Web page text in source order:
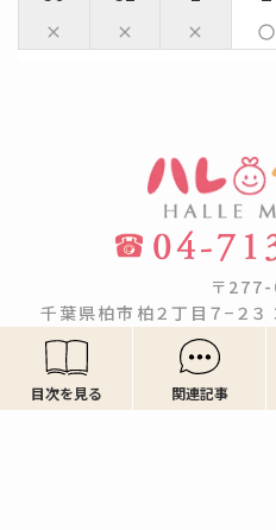
close close close panorama_fish_eye
〒
千葉県柏市柏２丁目７−２
【営業時間
Copyright ©ハレマリ
目次を見る 関連記事